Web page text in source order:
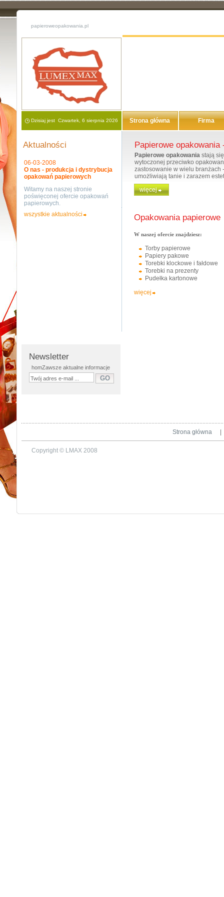
papieroweopakowania.pl
Dzisiaj jest Czwartek, 6 sierpnia 2026 Strona główna Firma
Aktualności
06-03-2008
O nas - produkcja i dystrybucja
opakowań papierowych
Witamy na naszej stronie
poświęconej ofercie opakowań
papierowych.
wszystkie aktualności
Newsletter
homZawsze aktualne informacje
Papierowe opakowania
Papierowe opakowania stają
wytoczonej przeciwko
zastosowanie w wielu branżach
umożliwiają tanie i zarazem
Główną zaletą
opakowania wytwarzane z
Torby papierowe,
Najbardziej popularnymi i
pakowania towarów oraz dużo
reklamowe) - doskonale
pakowania swoich wyrobów
Nadruki na torbach
jednorazowego nakładu
więcej
Opakowania papierowe
W naszej ofercie znajdziesz:
Torby papierowe
Papiery pakowe
Torebki klockowe i fałdowe
Torebki na prezenty
Pudełka kartonowe
więcej
Strona główna
Copyright © LMAX 2008